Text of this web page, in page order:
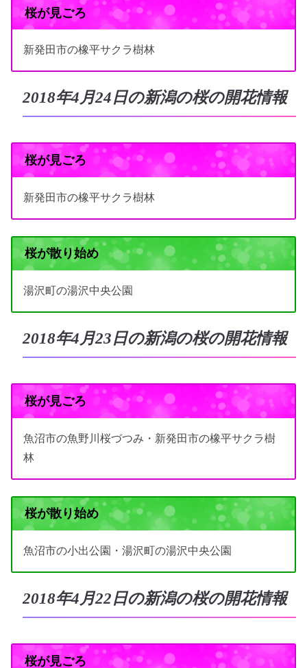
桜が見ごろ
新発田市の橡平サクラ樹林
2018年4月24日の新潟の桜の開花情報
桜が見ごろ
新発田市の橡平サクラ樹林
桜が散り始め
湯沢町の湯沢中央公園
2018年4月23日の新潟の桜の開花情報
桜が見ごろ
魚沼市の魚野川桜づつみ・新発田市の橡平サクラ樹
林
桜が散り始め
魚沼市の小出公園・湯沢町の湯沢中央公園
2018年4月22日の新潟の桜の開花情報
桜が見ごろ